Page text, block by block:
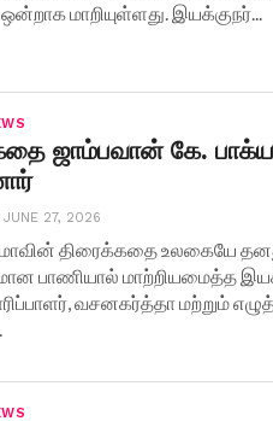
மாறியுள்ளது. இயக்குநர்...
ஜாம்பவான் கே.
JUNE 27, 2026
திரைக்கதை உலகையே
பாணியால் மாற்றியமைத்த
வசனகர்த்தா மற்றும்